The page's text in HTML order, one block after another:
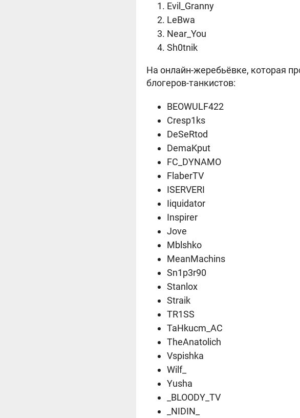
Evil_Granny
LeBwa
Near_You
Sh0tnik
На онлайн-жеребьёвке, которая
блогеров-танкистов:
BEOWULF422
Cresp1ks
DeSeRtod
DemaKput
FC_DYNAMO
FlaberTV
ISERVERI
Iiquidator
Inspirer
Jove
Mblshko
MeanMachins
Sn1p3r90
Stanlox
Straik
TR1SS
TaHkucm_AC
TheAnatolich
Vspishka
Wilf_
Yusha
_BLOODY_TV
_NIDIN_